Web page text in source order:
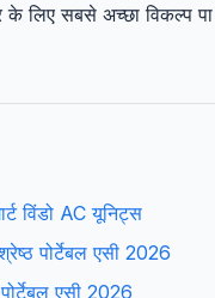
लिए सबसे अच्छा विकल्प
विंडो AC यूनिट्स
पोर्टेबल एसी 2026
एसी 2026